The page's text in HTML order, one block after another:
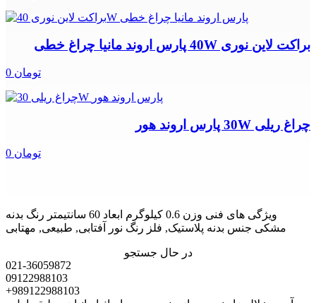
براکت لاین نوری 40W پارس اروند مانیا چراغ خطی
0 تومان
چراغ ریلی 30W پارس اروند هور
0 تومان
ویژگی های فنی وزن 0.6 کیلوگرم ابعاد 60 سانتیمتر رنگ بدنه
مشکی جنس بدنه پلاستیک, فلز رنگ نور آفتابی, طبیعی, مهتابی
در حال جستجو
021-36059872
09122988103
+989122988103